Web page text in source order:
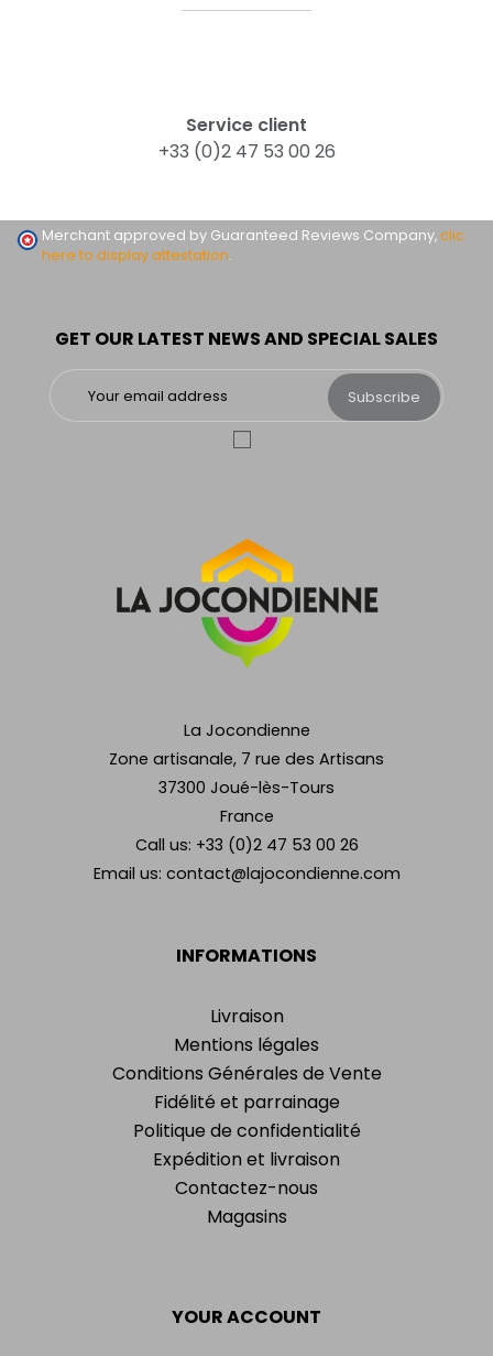
Service client
+33 (0)2 47 53 00 26
INFORMATIONS
Livraison
Mentions légales
Conditions Générales de Vente
Fidélité et parrainage
Politique de confidentialité
Expédition et livraison
Contactez-nous
Magasins
YOUR ACCOUNT
La Jocondienne
Zone artisanale, 7 rue des Artisans
37300 Joué-lès-Tours
France
Call us: +33 (0)2 47 53 00 26
Email us: contact@lajocondienne.com
GET OUR LATEST NEWS AND SPECIAL SALES
Subscribe
Merchant approved by Guaranteed Reviews Company,clic
here to display attestation.